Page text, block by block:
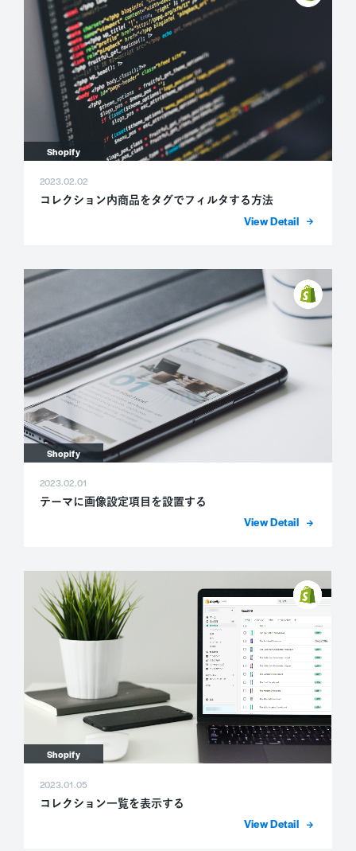
Shopify
2023.02.02
コレクション内商品をタグでフィルタする方法
詳細を表示
Shopify
2023.02.01
テーマに画像設定項目を設置する
詳細を表示
Shopify
2023.01.05
コレクション一覧を表示する
詳細を表示